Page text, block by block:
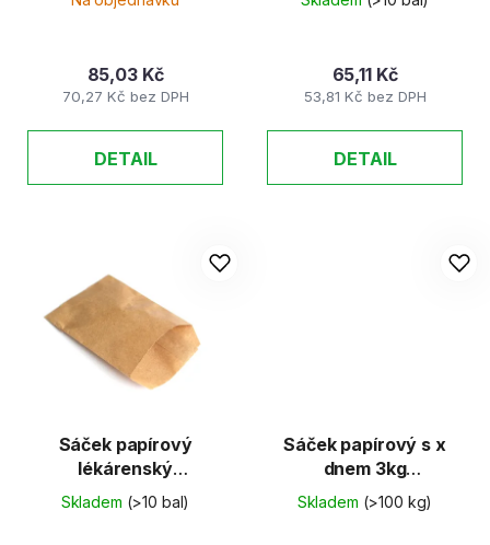
70,27 Kč bez DPH
85,03 Kč
DETAIL
53,81 Kč bez DPH
65,11 Kč
DETAIL
Sáček papírový
lékárenský
110x170mm, 50g
100ks/bal
Skladem (>10 bal)
Sáček papírový s x
dnem 3kg
245x365mm /UA/
Skladem (>100 kg)